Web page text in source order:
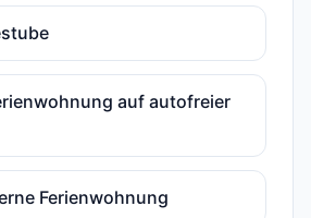
auf autofreier
Ferienwohnung